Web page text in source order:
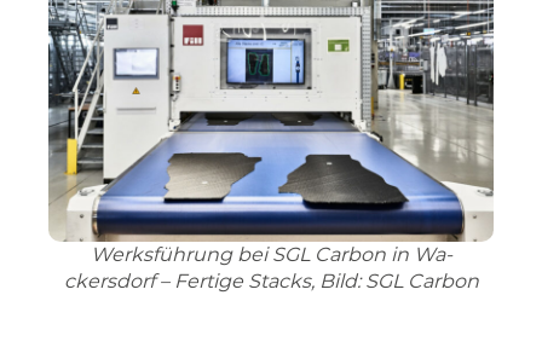
Werksführung bei SGL Carbon in Wa-
ckersdorf – Fertige Stacks, Bild: SGL Carbon